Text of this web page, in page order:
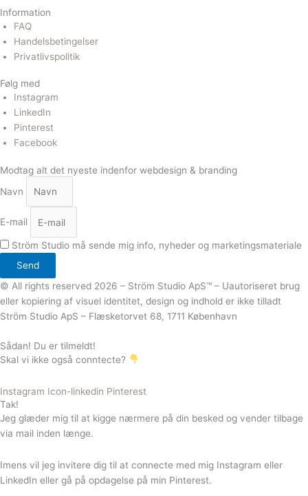
Information
FAQ
Handelsbetingelser
Privatlivspolitik
Følg med
Instagram
LinkedIn
Pinterest
Facebook
Modtag alt det nyeste indenfor webdesign & branding
Navn
E-mail
Ström Studio må sende mig info, nyheder og marketingsmateriale
Send
© All rights reserved 2026 – Ström Studio ApS™ – Uautoriseret brug
eller kopiering af visuel identitet, design og indhold er ikke tilladt
Ström Studio ApS – Flæsketorvet 68, 1711 København
Sådan! Du er tilmeldt!
Skal vi ikke også conntecte?
Instagram Icon-linkedin Pinterest
Tak!
Jeg glæder mig til at kigge nærmere på din besked og vender tilbage
via mail inden længe.
Imens vil jeg invitere dig til at connecte med mig Instagram eller
LinkedIn eller gå på opdagelse på min Pinterest.